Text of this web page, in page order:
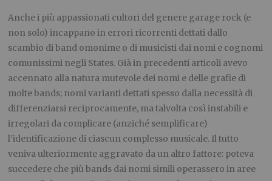
Anche i più appassionati cultori del genere garage rock (e
non solo) incappano in errori ricorrenti dettati dallo
scambio di band omonime o di musicisti dai nomi e cognomi
comunissimi negli States. Già in precedenti articoli avevo
accennato alla natura mutevole dei nomi e delle grafie di
molte bands; nomi varianti dettati spesso dalla necessità di
differenziarsi reciprocamente, ma talvolta così instabili e
irregolari da complicare (anziché semplificare)
l’identificazione di ciascun complesso musicale. Il tutto
veniva ulteriormente aggravato da un altro fattore: poteva
succedere che più bands dai nomi simili operassero in aree